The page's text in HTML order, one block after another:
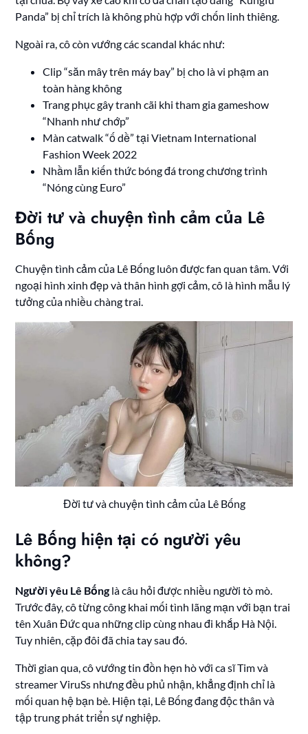
Panda” bị chỉ trích là không phù hợp với chốn linh thiêng.
Ngoài ra, cô còn vướng các scandal khác như:
Clip “săn mây trên máy bay” bị cho là vi phạm an
toàn hàng không
Trang phục gây tranh cãi khi tham gia gameshow
“Nhanh như chớp”
Màn catwalk “ố dề” tại Vietnam International
Fashion Week 2022
Nhầm lẫn kiến thức bóng đá trong chương trình
“Nóng cùng Euro”
Đời tư và chuyện tình cảm của Lê
Bống
Chuyện tình cảm của Lê Bống luôn được fan quan tâm. Với
ngoại hình xinh đẹp và thân hình gợi cảm, cô là hình mẫu lý
tưởng của nhiều chàng trai.
Đời tư và chuyện tình cảm của Lê Bống
Lê Bống hiện tại có người yêu
không?
Người yêu Lê Bống là câu hỏi được nhiều người tò mò.
Trước đây, cô từng công khai mối tình lãng mạn với bạn trai
tên Xuân Đức qua những clip cùng nhau đi khắp Hà Nội.
Tuy nhiên, cặp đôi đã chia tay sau đó.
Thời gian qua, cô vướng tin đồn hẹn hò với ca sĩ Tim và
streamer ViruSs nhưng đều phủ nhận, khẳng định chỉ là
mối quan hệ bạn bè. Hiện tại, Lê Bống đang độc thân và
tập trung phát triển sự nghiệp.